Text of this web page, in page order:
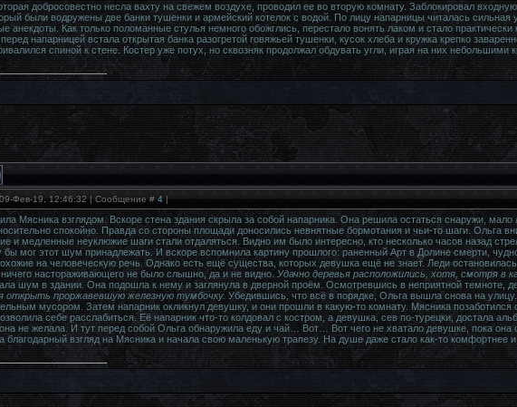
добросовестно несла вахту на свежем воздухе, проводил ее во вторую комнату. Заблокировал
были водружены две банки тушенки и армейский котелок с водой. По лицу напарницы читалась сильная
анекдоты. Как только поломанные стулья немного обожглись, перестало вонять лаком и стало
напарницей встала открытая банка разогретой говяжьей тушенки, кусок хлеба и кружка крепко
спиной к стене. Костер уже потух, но сквозняк продолжал обдувать угли, играя на них небольшими
Фев-19, 12:46:32 | Сообщение # 4|
Мясника взглядом. Вскоре стена здания скрыла за собой напарника. Она решила остаться снаружи,
спокойно. Правда со стороны площади доносились невнятные бормотания и чьи-то шаги. Ольга
и медленные неуклюжие шаги стали отдаляться. Видно им было интересно, кто несколько часов назад
бы мог этот шум принадлежать. И вскоре вспомнила картину прошлого: раненный Арт в Долине смерти,
на человеческую речь. Однако есть ещё существа, которых девушка ещё не знает. Леди
настораживающего не было слышно, да и не видно.Удачно деревья расположились, хотя, смотря в
шум в здании. Она подошла к нему и заглянула в дверной проём. Осмотревшись в неприятной темноте,
открыть проржавевшую железную тумбочку. Убедившись, что всё в порядке, Ольга вышла снова на
мусором. Затем напарник окликнул девушку, и они прошли в какую-то комнату. Мясника
себе расслабиться. Её напарник что-то колдовал с костром, а девушка, сев по-турецки, достала
не желала. И тут перед собой Ольга обнаружила еду и чай… Вот… Вот чего не хватало девушке, пока она
благодарный взгляд на Мясника и начала свою маленькую трапезу. На душе даже стало как-то комфортнее